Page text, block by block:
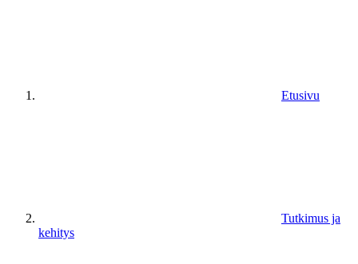
Etusivu
Tutkimus ja
kehitys